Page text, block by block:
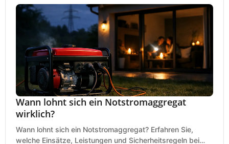
Wann lohnt sich ein Notstromaggregat
wirklich?
Wann lohnt sich ein Notstromaggregat? Erfahren Sie,
welche Einsätze, Leistungen und Sicherheitsregeln bei